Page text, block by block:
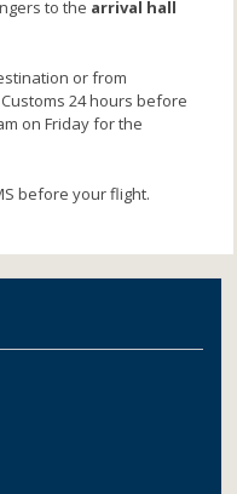
to the arrival hall
or from
24 hours before
on Friday for the
before your flight.